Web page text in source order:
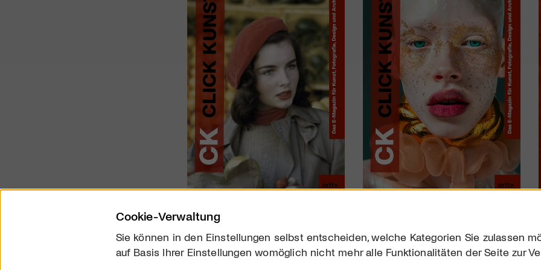
Über uns
Downloads
Cookie-Verwaltung
Sie können in den Einstellungen selbst entscheiden, welche Kategorien Sie zulassen
auf Basis Ihrer Einstellungen womöglich nicht mehr alle Funktionalitäten der Seite zur